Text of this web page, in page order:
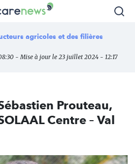
agricoles et des filières
- Mise à jour le 23 juillet 2024 - 12:17
Prouteau,
Centre – Val